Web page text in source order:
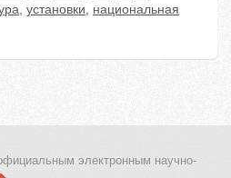
, установки, национальная
электронным научно-